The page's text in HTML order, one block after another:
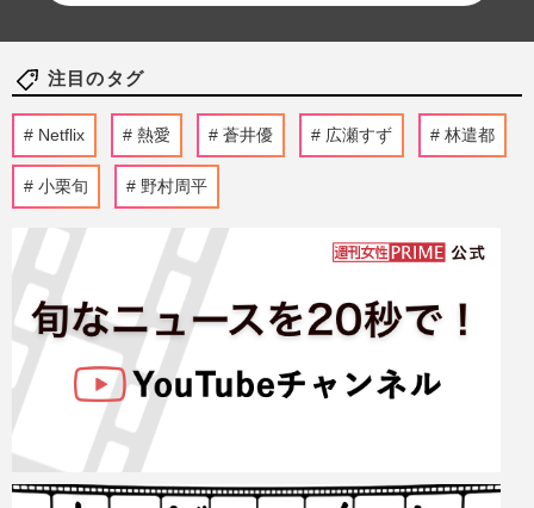
注目のタグ
Netflix 熱愛 蒼井優 広瀬すず 林遣都
小栗旬 野村周平